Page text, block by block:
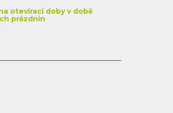
otevírací doby v době
prázdnin